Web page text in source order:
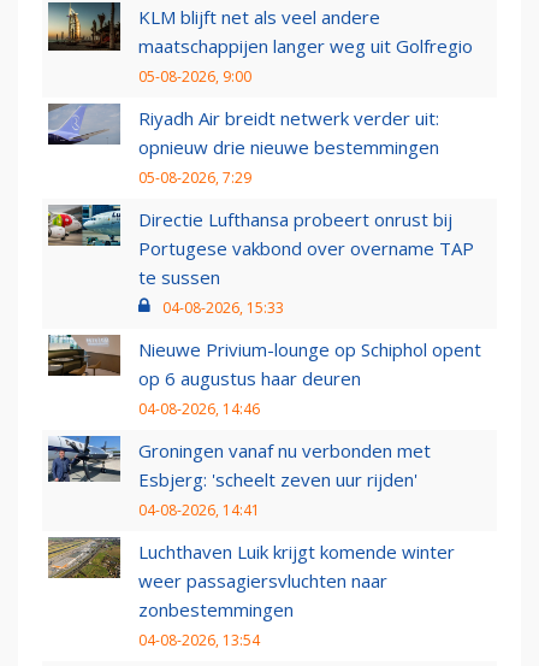
KLM blijft net als veel andere
maatschappijen langer weg uit Golfregio
05-08-2026, 9:00
Riyadh Air breidt netwerk verder uit:
opnieuw drie nieuwe bestemmingen
05-08-2026, 7:29
Directie Lufthansa probeert onrust bij
Portugese vakbond over overname TAP
te sussen
04-08-2026, 15:33
Nieuwe Privium-lounge op Schiphol opent
op 6 augustus haar deuren
04-08-2026, 14:46
Groningen vanaf nu verbonden met
Esbjerg: 'scheelt zeven uur rijden'
04-08-2026, 14:41
Luchthaven Luik krijgt komende winter
weer passagiersvluchten naar
zonbestemmingen
04-08-2026, 13:54